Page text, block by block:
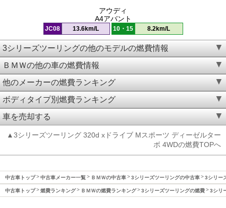
アウディ
A4アバント
JC08 13.6km/L 10・15 8.2km/L
3シリーズツーリングの他のモデルの燃費情報
ＢＭＷの他の車の燃費情報
他のメーカーの燃費ランキング
ボディタイプ別燃費ランキング
車を売却する
▲3シリーズツーリング 320d xドライブ Mスポーツ ディーゼルター
ボ 4WDの燃費TOPへ
中古車トップ 中古車メーカー一覧 ＢＭＷの中古車 3シリーズツーリングの中古車 3シリー
中古車トップ 燃費ランキング ＢＭＷの燃費ランキング 3シリーズツーリングの燃費 3シリ